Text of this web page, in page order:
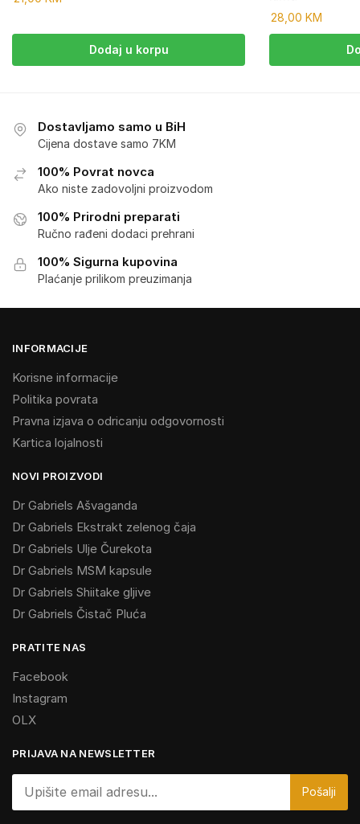
Dodaj u korpu
28,00 KM
Dostavljamo samo u BiH
Cijena dostave samo 7KM
100% Povrat novca
Ako niste zadovoljni proizvodom
100% Prirodni preparati
Ručno rađeni dodaci prehrani
100% Sigurna kupovina
Plaćanje prilikom preuzimanja
INFORMACIJE
Korisne informacije
Politika povrata
Pravna izjava o odricanju odgovornosti
Kartica lojalnosti
NOVI PROIZVODI
Dr Gabriels Ašvaganda
Dr Gabriels Ekstrakt zelenog čaja
Dr Gabriels Ulje Čurekota
Dr Gabriels MSM kapsule
Dr Gabriels Shiitake gljive
Dr Gabriels Čistač Pluća
PRATITE NAS
Facebook
Instagram
OLX
PRIJAVA NA NEWSLETTER